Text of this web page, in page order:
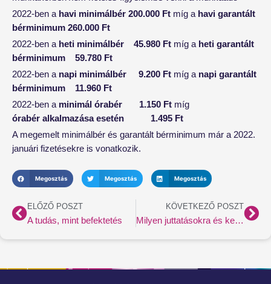
2022-ben a havi minimálbér 200.000 Ft míg a havi garantált
bérminimum 260.000 Ft
2022-ben a heti minimálbér 45.980 Ft míg a heti garantált
bérminimum
59.780 Ft
2022-ben a napi minimálbér 9.200 Ft míg a napi garantált
bérminimum
11.960 Ft
2022-ben a minimál órabér 1.150 Ft míg
órabér alkalmazása esetén
1.495 Ft
A megemelt minimálbér és garantált bérminimum már a 2022.
januári fizetésekre is vonatkozik.
Megosztás Megosztás Megosztás
Előző
ELŐZŐ POSZT
A tudás, mint befektetés
KÖVETKEZŐ POSZT
Milyen juttatásokra és kedvezményekre van hatással a minimálbér 2022-ben?